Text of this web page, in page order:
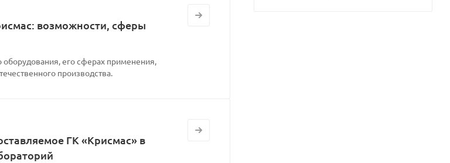
возможности, сферы
оборудования, его сферах применения,
производства.
ГК «Крисмас» в